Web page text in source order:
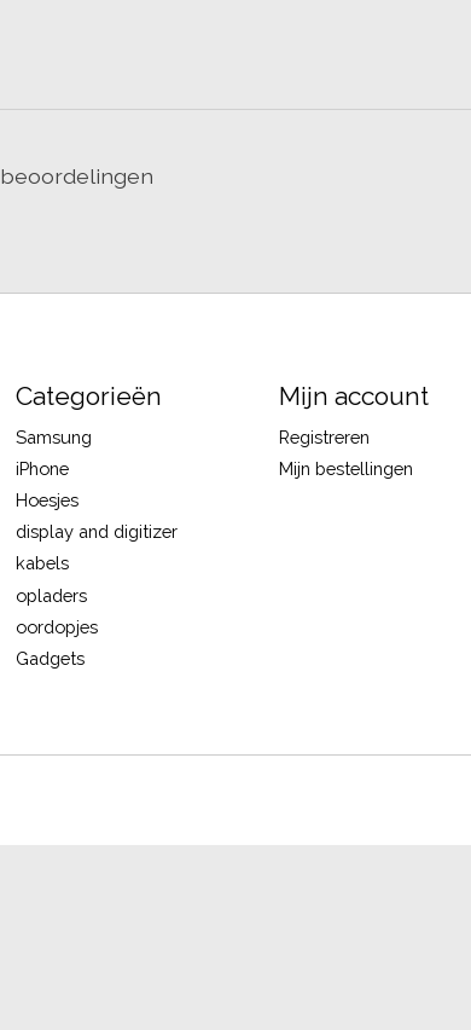
beoordelingen
Categorieën
Samsung
iPhone
Hoesjes
display and digitizer
kabels
opladers
oordopjes
Gadgets
Mijn account
Registreren
Mijn bestellingen